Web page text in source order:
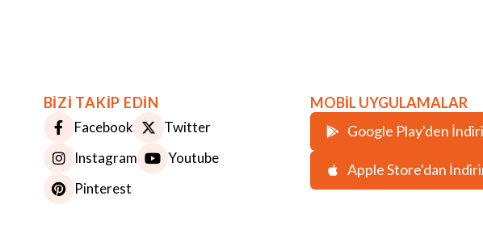
BİZİ TAKİP EDİN
Facebook
Twitter
Instagram
Youtube
Pinterest
MOBİL UYGULAMALAR
Google Play'den
Apple Store'dan